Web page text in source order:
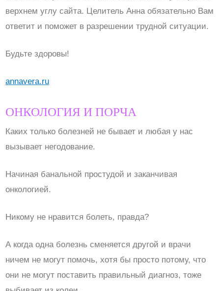
верхнем углу сайта. Целитель Анна обязательно Вам
ответит и поможет в разрешении трудной ситуации.
Будьте здоровы!
annavera.ru
ОНКОЛОГИЯ И ПОРЧА
Каких только болезней не бывает и любая у нас
вызывает негодование.
Начиная банальной простудой и заканчивая
онкологией.
Никому не нравится болеть, правда?
А когда одна болезнь сменяется другой и врачи
ничем не могут помочь, хотя бы просто потому, что
они не могут поставить правильный диагноз, тоже